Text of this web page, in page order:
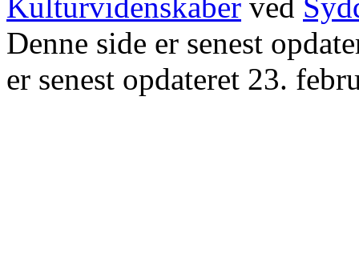
Kulturvidenskaber ved
Denne side er senest
er senest opdateret 23.